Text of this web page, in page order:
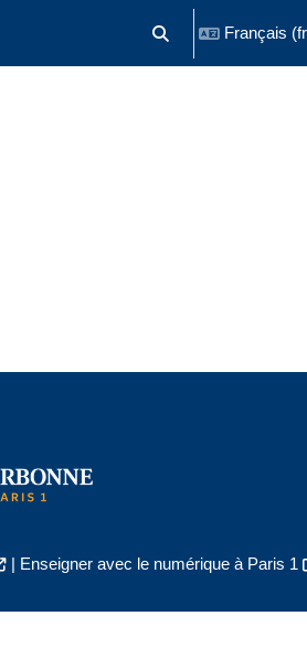
Activer/désactiver la
Français
| Enseigner avec le numérique à Paris 1